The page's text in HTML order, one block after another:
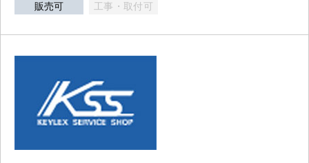
販売可 工事・取付可